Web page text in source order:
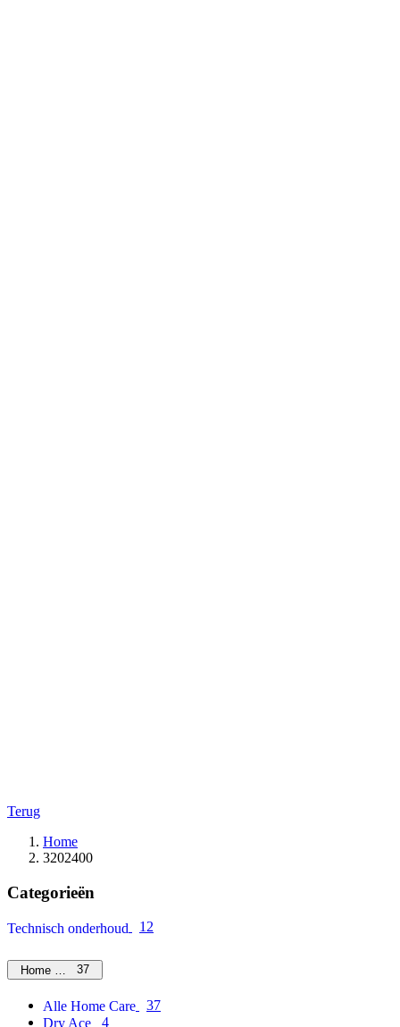
Terug
Home
3202400
Categorieën
Technisch onderhoud 12
Home Care37
Alle Home Care
37
Dry Ace
4